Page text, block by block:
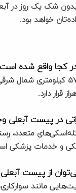
شک یک روز در
خواهد بود.
کجا واقع شده
آبعلی در فاصله حدود ۵۷
قرار دارد.
در پیست آبعلی
تله‌اسکی‌های متعدد،
و خدمات پزشکی
از پیست
مانند